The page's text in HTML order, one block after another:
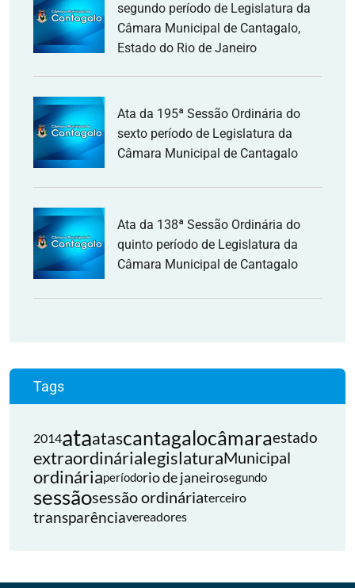
segundo período de Legislatura da
Câmara Municipal de Cantagalo,
Estado do Rio de Janeiro
Ata da 195ª Sessão Ordinária do
sexto período de Legislatura da
Câmara Municipal de Cantagalo
Ata da 138ª Sessão Ordinária do
quinto período de Legislatura da
Câmara Municipal de Cantagalo
Tags
2014ataatascantagalocâmaraestado
extraordinárialegislaturaMunicipal
ordináriaperíodorio de janeirosegundo
sessãosessão ordináriaterceiro
transparênciavereadores